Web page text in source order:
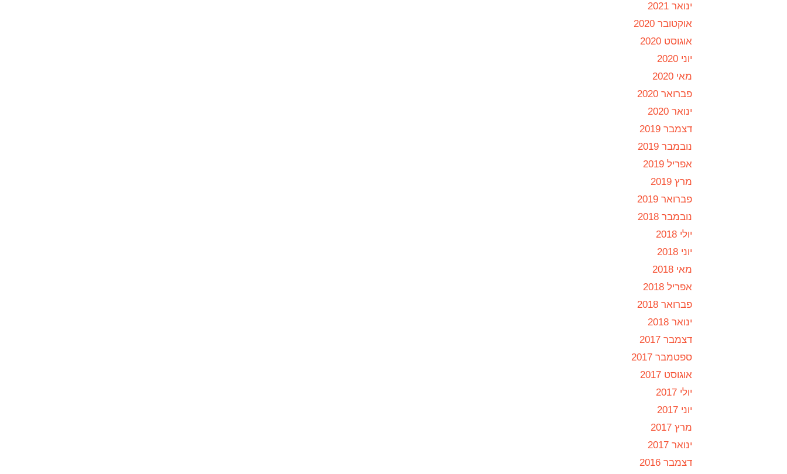
ינואר 2021
אוקטובר 2020
אוגוסט 2020
יוני 2020
מאי 2020
פברואר 2020
ינואר 2020
דצמבר 2019
נובמבר 2019
אפריל 2019
מרץ 2019
פברואר 2019
נובמבר 2018
יולי 2018
יוני 2018
מאי 2018
אפריל 2018
פברואר 2018
ינואר 2018
דצמבר 2017
ספטמבר 2017
אוגוסט 2017
יולי 2017
יוני 2017
מרץ 2017
ינואר 2017
דצמבר 2016